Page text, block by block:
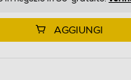
AGGIUNGI